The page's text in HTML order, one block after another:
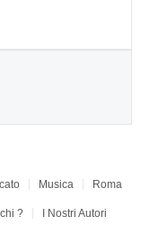
Musica Roma
? I Nostri Autori